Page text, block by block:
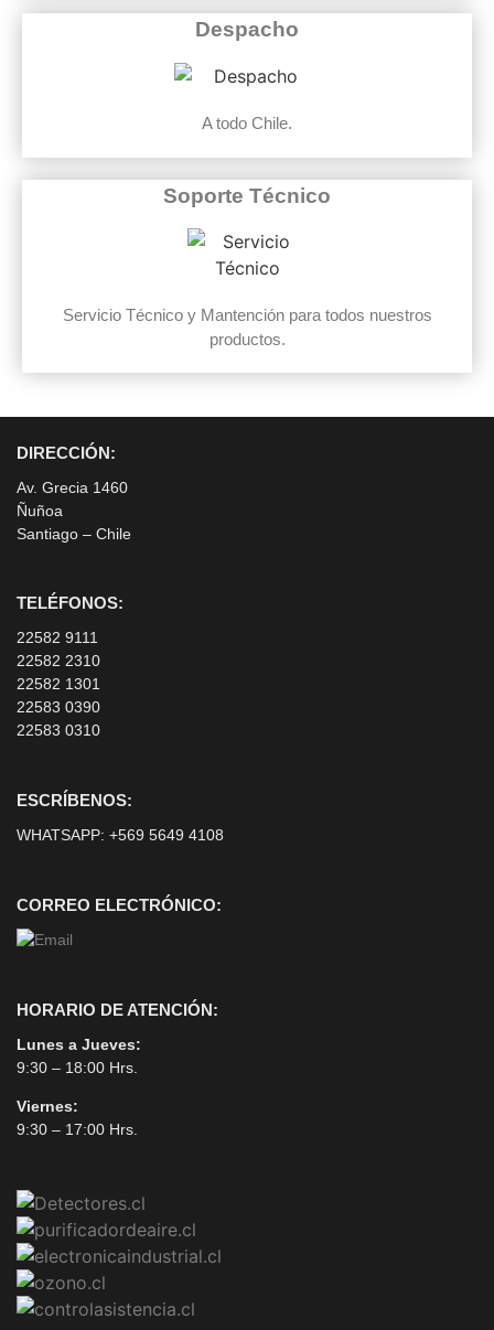
Despacho
A todo Chile.
Soporte Técnico
Servicio Técnico y Mantención para todos nuestros
productos.
DIRECCIÓN:
Av. Grecia 1460
Ñuñoa
Santiago – Chile
TELÉFONOS:
22582 9111
22582 2310
22582 1301
22583 0390
22583 0310
ESCRÍBENOS:
WHATSAPP: +569 5649 4108
CORREO ELECTRÓNICO:
HORARIO DE ATENCIÓN:
Lunes a Jueves:
9:30 – 18:00 Hrs.
Viernes:
9:30 – 17:00 Hrs.